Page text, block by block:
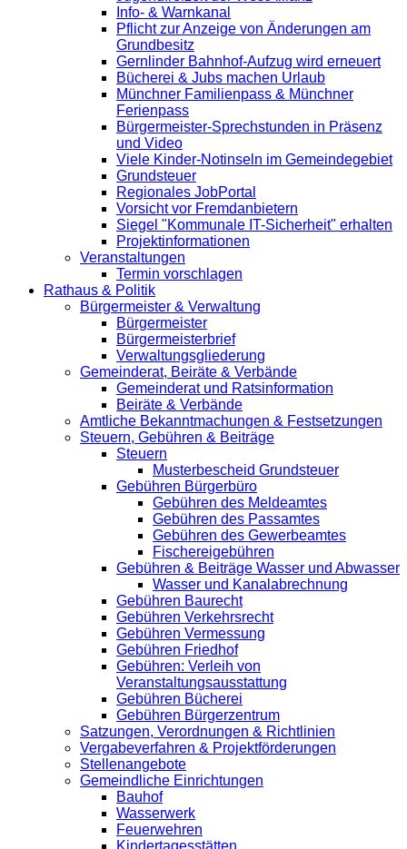
Info- & Warnkanal
Pflicht zur Anzeige von Änderungen am
Grundbesitz
Gernlinder Bahnhof-Aufzug wird erneuert
Bücherei & Jubs machen Urlaub
Münchner Familienpass & Münchner
Ferienpass
Bürgermeister-Sprechstunden in Präsenz
und Video
Viele Kinder-Notinseln im Gemeindegebiet
Grundsteuer
Regionales JobPortal
Vorsicht vor Fremdanbietern
Siegel "Kommunale IT-Sicherheit" erhalten
Projektinformationen
Veranstaltungen
Termin vorschlagen
Rathaus & Politik
Bürgermeister & Verwaltung
Bürgermeister
Bürgermeisterbrief
Verwaltungsgliederung
Gemeinderat, Beiräte & Verbände
Gemeinderat und Ratsinformation
Beiräte & Verbände
Amtliche Bekanntmachungen & Festsetzungen
Steuern, Gebühren & Beiträge
Steuern
Musterbescheid Grundsteuer
Gebühren Bürgerbüro
Gebühren des Meldeamtes
Gebühren des Passamtes
Gebühren des Gewerbeamtes
Fischereigebühren
Gebühren & Beiträge Wasser und Abwasser
Wasser und Kanalabrechnung
Gebühren Baurecht
Gebühren Verkehrsrecht
Gebühren Vermessung
Gebühren Friedhof
Gebühren: Verleih von
Veranstaltungsausstattung
Gebühren Bücherei
Gebühren Bürgerzentrum
Satzungen, Verordnungen & Richtlinien
Vergabeverfahren & Projektförderungen
Stellenangebote
Gemeindliche Einrichtungen
Bauhof
Wasserwerk
Feuerwehren
Kindertagesstätten